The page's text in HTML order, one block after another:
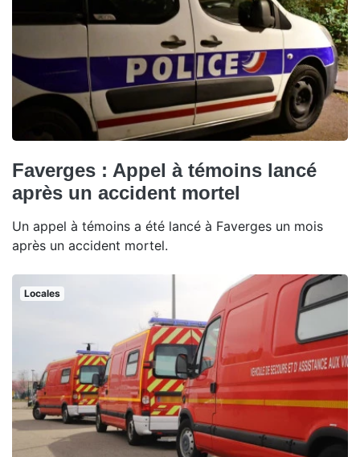
Faverges : Appel à témoins lancé
après un accident mortel
Un appel à témoins a été lancé à Faverges un mois
après un accident mortel.
Locales